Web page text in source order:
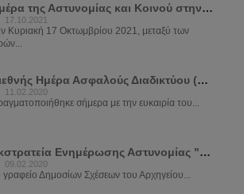
Ημέρα της Αστυνομίας και Κοινού στην Αγία Νάπα
17.10.2021
Κυριακή 17 Οκτωμβρίου 2021, μεταξύ των
Διεθνής Ημέρα Ασφαλούς Διαδικτύου (SID) 2020
11.02.2020
σήμερα με την ευκαιρία του...
Εκστρατεία Ενημέρωσης Αστυνομίας "ΝΑ ΜΕ ΠΡΟΣΕΧΕΙΣ"
09.02.2020
γραφείο Δημοσίων Σχέσεων του Αρχηγείου...